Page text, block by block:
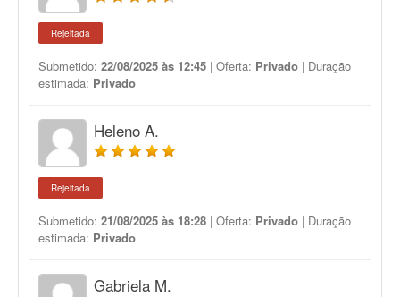
Rejeitada
Submetido: 22/08/2025 às 12:45 | Oferta: Privado | Duração
estimada: Privado
Heleno A.
Rejeitada
Submetido: 21/08/2025 às 18:28 | Oferta: Privado | Duração
estimada: Privado
Gabriela M.